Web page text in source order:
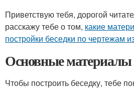
Приветствую тебя, дорогой
расскажу тебе о том, какие
постройки беседки по чертежам
Основные материалы
Чтобы построить беседку, тебе